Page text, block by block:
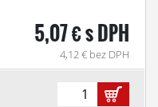
5,07 € s DPH
4,12 € bez DPH